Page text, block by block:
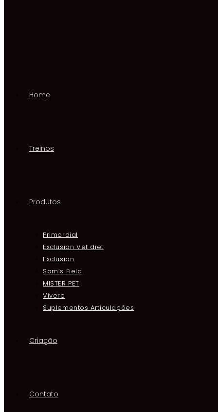
Home
Treinos
Produtos
Primordial
Exclusion Vet diet
Exclusion
Sam’s Field
MISTER PET
Vivere
Suplementos Articulações
Criação
Contato